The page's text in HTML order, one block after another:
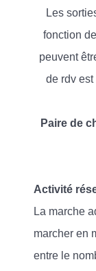
Les
fonction
peuvent
de rdv est
Paire de
Activité
La marche
marcher en
entre le